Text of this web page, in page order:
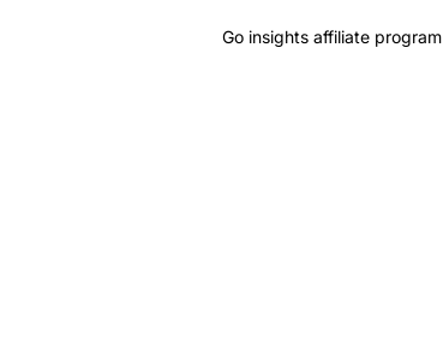
Go insights affiliate program